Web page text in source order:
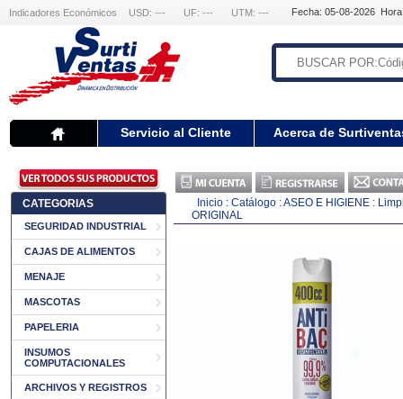
Indicadores Económicos USD: --- UF: --- UTM: --- Fecha: 05-08-2026
Servicio al Cliente Acerca de
CATEGORIAS
SEGURIDAD INDUSTRIAL
CAJAS DE ALIMENTOS
MENAJE
MASCOTAS
PAPELERIA
INSUMOS
COMPUTACIONALES
ARCHIVOS Y REGISTROS
Inicio : Catálogo :ASEO E HIGIENE :
ORIGINAL